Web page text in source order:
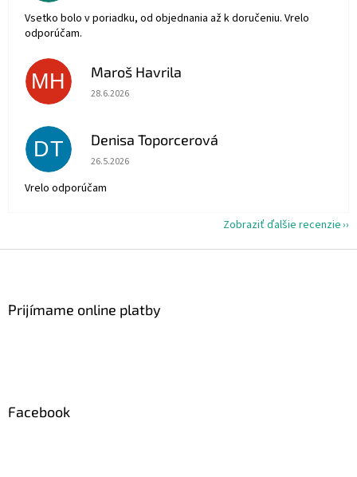
Vsetko bolo v poriadku, od objednania až k doručeniu. Vrelo
odporúčam.
MH Maroš Havrila
Hodnotenie obchodu je 5 z 5 hviezdičiek.
28.6.2026
DT Denisa Toporcerová
Hodnotenie obchodu je 5 z 5 hviezdičiek.
26.5.2026
Vrelo odporúčam
Zobraziť ďalšie recenzie
Prijímame online platby
Facebook